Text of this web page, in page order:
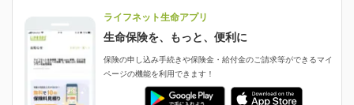
ご契約者さまに聞きました！
申し込みガイド
ご契約の流れと必要書類
認知症・MCIに備える
ご契約者さま向け各種お手続き・サービス
保険金・給付金のご請求
生命保険マニフェスト
ライフネット生命のCMページ
ライフネット生命アプリ
生命保険を、もっと、便利に
保険の申し込み手続きや保険金・給付金のご請求等ができるマイ
ページの機能を利用できます！